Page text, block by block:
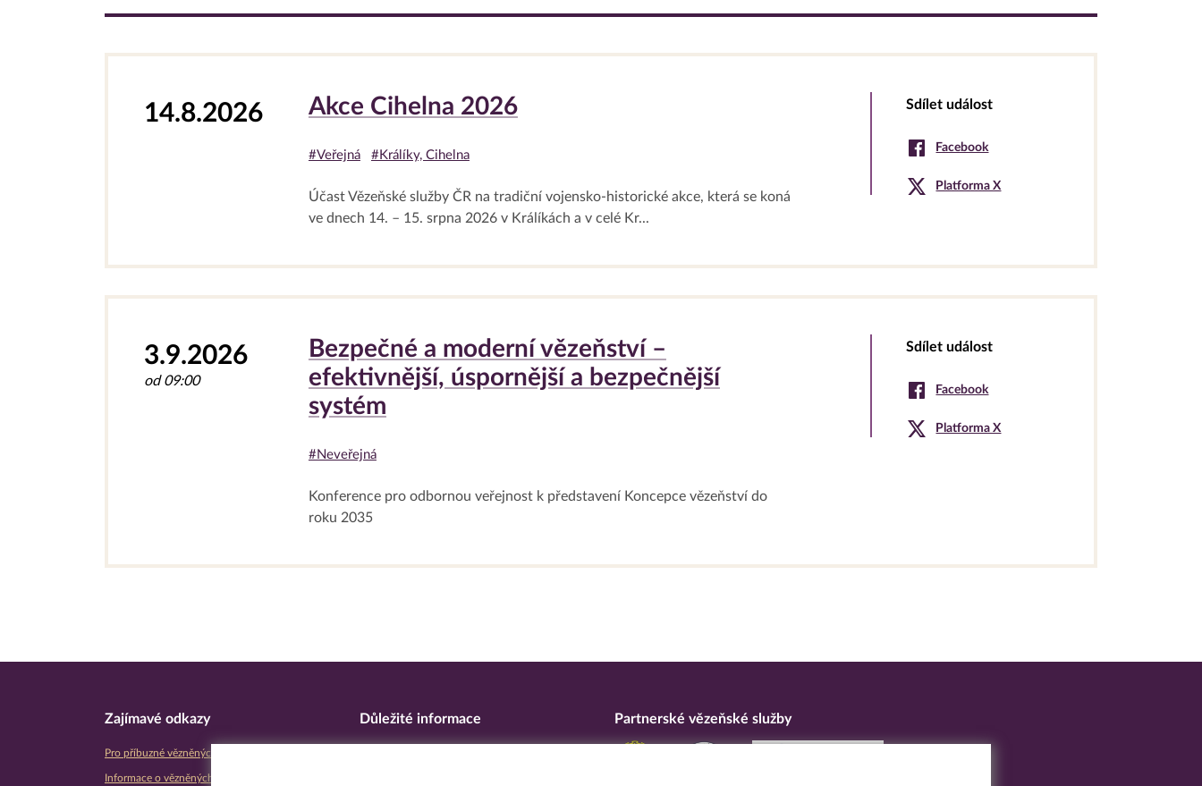
14.8.2026 Akce Cihelna 2026
#Veřejná #Králíky, Cihelna
Účast Vězeňské služby ČR na tradiční vojensko-historické akce, která se koná
ve dnech 14. – 15. srpna 2026 v Králíkách a v celé Kr...
Sdílet událost
Facebook
Platforma X
3.9.2026
od 09:00
Bezpečné a moderní vězeňství –
efektivnější, úspornější a bezpečnější
systém
#Neveřejná
Konference pro odbornou veřejnost k představení Koncepce vězeňství do
roku 2035
Sdílet událost
Facebook
Platforma X
Zajímavé odkazy
Pro příbuzné vězněných osob
Informace o vězněných osobách
Důležité informace Partnerské vězeňské služby